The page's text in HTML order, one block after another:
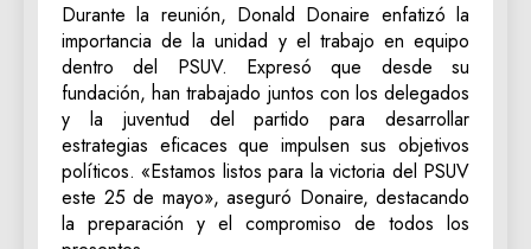
Durante la reunión, Donald Donaire enfatizó la
importancia de la unidad y el trabajo en equipo
dentro del PSUV. Expresó que desde su
fundación, han trabajado juntos con los delegados
y la juventud del partido para desarrollar
estrategias eficaces que impulsen sus objetivos
políticos. «Estamos listos para la victoria del PSUV
este 25 de mayo», aseguró Donaire, destacando
la preparación y el compromiso de todos los